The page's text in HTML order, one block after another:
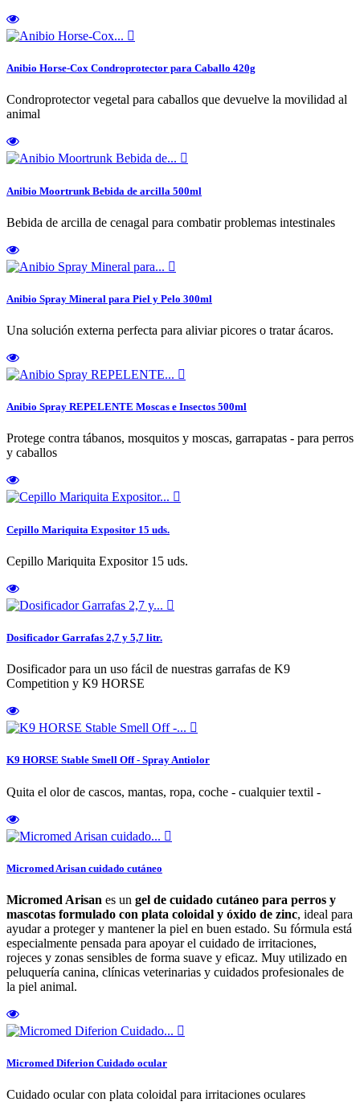

Anibio Horse-Cox Condroprotector para Caballo 420g
Condroprotector vegetal para caballos que devuelve la movilidad al
animal

Anibio Moortrunk Bebida de arcilla 500ml
Bebida de arcilla de cenagal para combatir problemas intestinales

Anibio Spray Mineral para Piel y Pelo 300ml
Una solución externa perfecta para aliviar picores o tratar ácaros.

Anibio Spray REPELENTE Moscas e Insectos 500ml
Protege contra tábanos, mosquitos y moscas, garrapatas - para perros
y caballos

Cepillo Mariquita Expositor 15 uds.
Cepillo Mariquita Expositor 15 uds.

Dosificador Garrafas 2,7 y 5,7 litr.
Dosificador para un uso fácil de nuestras garrafas de K9
Competition y K9 HORSE

K9 HORSE Stable Smell Off - Spray Antiolor
Quita el olor de cascos, mantas, ropa, coche - cualquier textil -

Micromed Arisan cuidado cutáneo
Micromed Arisan es un gel de cuidado cutáneo para perros y
mascotas formulado con plata coloidal y óxido de zinc, ideal para
ayudar a proteger y mantener la piel en buen estado. Su fórmula está
especialmente pensada para apoyar el cuidado de irritaciones,
rojeces y zonas sensibles de forma suave y eficaz. Muy utilizado en
peluquería canina, clínicas veterinarias y cuidados profesionales de
la piel animal.

Micromed Diferion Cuidado ocular
Cuidado ocular con plata coloidal para irritaciones oculares